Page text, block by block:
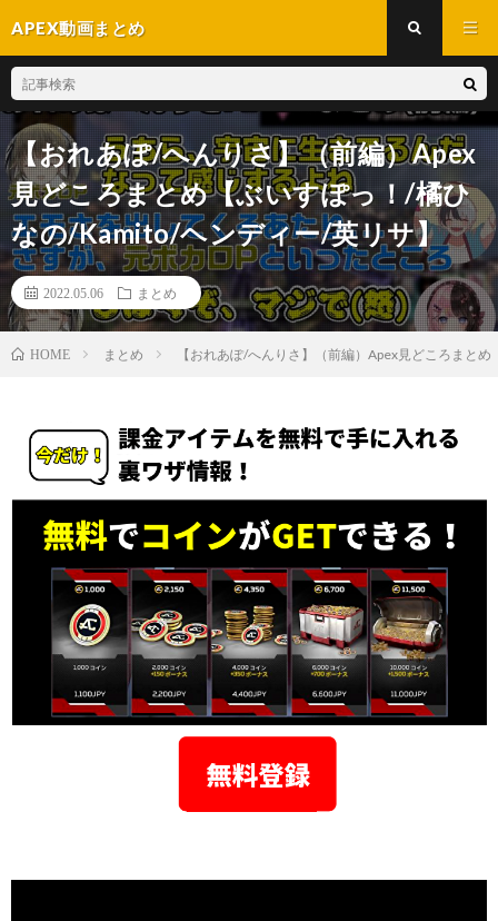
APEX動画まとめ
【おれあぽ/へんりさ】（前編）Apex
見どころまとめ【ぶいすぽっ！/橘ひ
なの/Kamito/ヘンディー/英リサ】
2022.05.06 まとめ
HOME まとめ 【おれあぽ/へんりさ】（前編）Apex見どころまと